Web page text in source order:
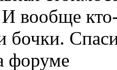
вообще
бочки.
форуме